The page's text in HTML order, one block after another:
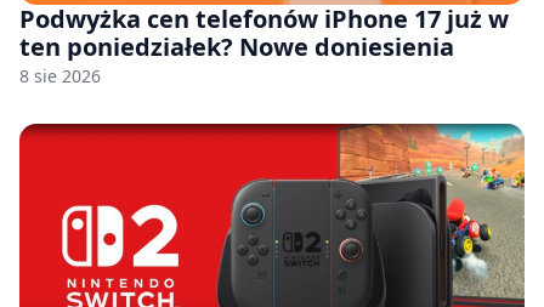
Podwyżka cen telefonów iPhone 17 już w
ten poniedziałek? Nowe doniesienia
8 sie 2026